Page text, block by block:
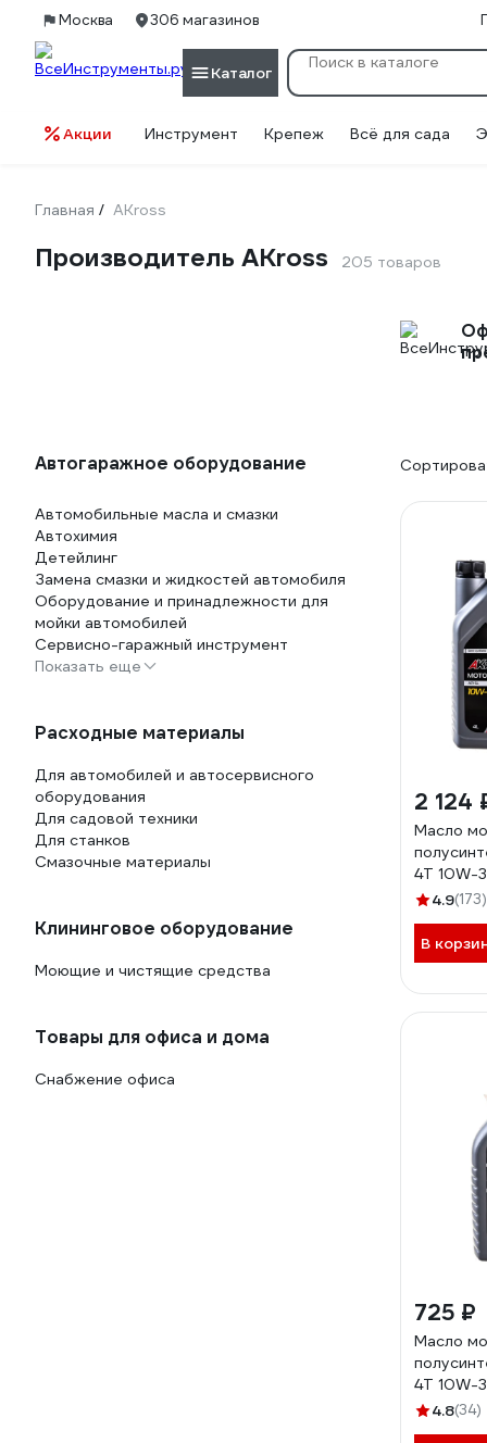
Москва 306 магазинов
Каталог
Акции Инструмент Крепеж Всё для сада
Главная / AKross
Производитель AKross 205 товаров
Автогаражное оборудование
Автомобильные масла и смазки
Автохимия
Детейлинг
Замена смазки и жидкостей автомобиля
Оборудование и принадлежности для
мойки автомобилей
Сервисно-гаражный инструмент
Показать еще
Расходные материалы
Для автомобилей и автосервисного
оборудования
Для садовой техники
Для станков
Смазочные материалы
Клининговое оборудование
Моющие и чистящие средства
Товары для офиса и дома
Снабжение офиса
2 124
Масло
4Т 10W-
4.9(173)
В
725 ₽
Масло
4Т 10W-
4.8(34)